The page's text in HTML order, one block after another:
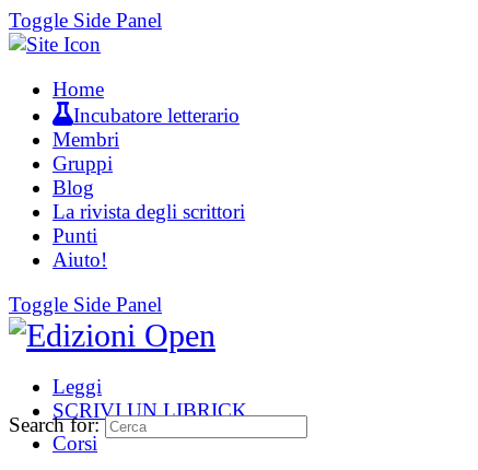
Toggle Side Panel
Home
Incubatore letterario
Membri
Gruppi
Blog
La rivista degli scrittori
Punti
Aiuto!
Toggle Side Panel
Leggi
SCRIVI UN LIBRICK
Corsi
Search for: